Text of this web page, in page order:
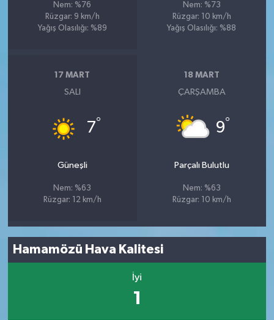
Nem: %76
Rüzgar: 9 km/h
Yağış Olasılığı: %89
Nem: %73
Rüzgar: 10 km/h
Yağış Olasılığı: %88
17 MART
SALI
7°
Güneşli
Nem: %63
Rüzgar: 12 km/h
18 MART
ÇARŞAMBA
9°
Parçalı Bulutlu
Nem: %63
Rüzgar: 10 km/h
Hamamözü Hava Kalitesi
İyi
1